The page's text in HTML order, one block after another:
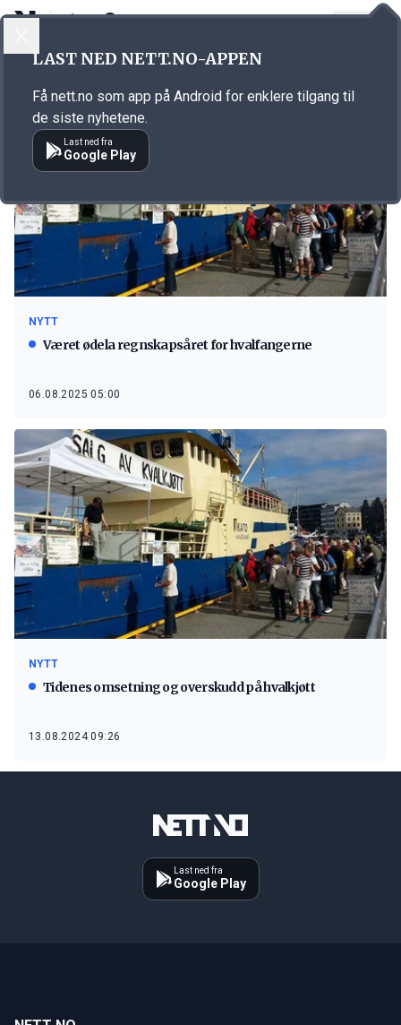
Emne: Myklebust Hvalprodukter
NYTT
Været ødela regnskapsåret for hvalfangerne
06.08.2025 05:00
NYTT
Tidenes omsetning og overskudd på hvalkjøtt
13.08.2024 09:26
Last ned fra
Google Play
LAST NED NETT.NO-APPEN
Få nett.no som app på Android for enklere tilgang til
de siste nyhetene.
Last ned fra
Google Play